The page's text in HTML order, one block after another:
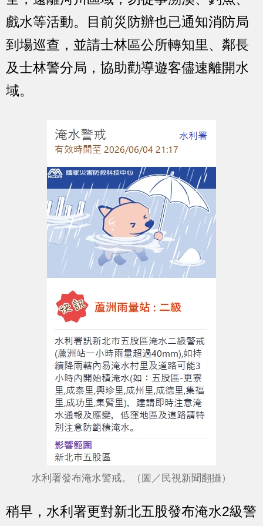
戲水等活動。目前災防辦也已通知消防局
到場巡查，並請士林區公所轉知里、鄰長
及士林警分局，協助勸導遊客儘速離開水
域。
水利署發布淹水警戒。（圖／民視新聞翻攝）
稍早，水利署更對新北五股發布淹水2級警